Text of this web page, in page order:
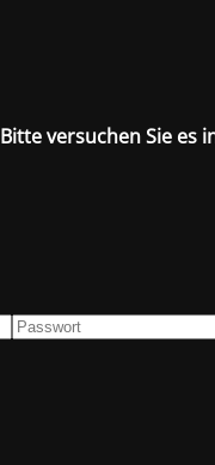
Bitte versuchen Sie es